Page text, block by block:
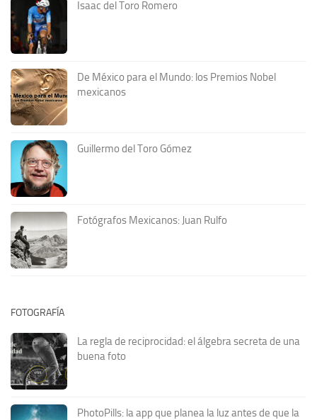
Isaac del Toro Romero
De México para el Mundo: los Premios Nobel
mexicanos
Guillermo del Toro Gómez
Fotógrafos Mexicanos: Juan Rulfo
FOTOGRAFÍA
La regla de reciprocidad: el álgebra secreta de una
buena foto
PhotoPills: la app que planea la luz antes de que la